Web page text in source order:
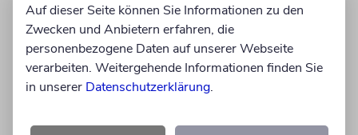
Auf dieser Seite können Sie Informationen zu den
Zwecken und Anbietern erfahren, die
personenbezogene Daten auf unserer Webseite
verarbeiten. Weitergehende Informationen finden Sie
in unserer Datenschutzerklärung.